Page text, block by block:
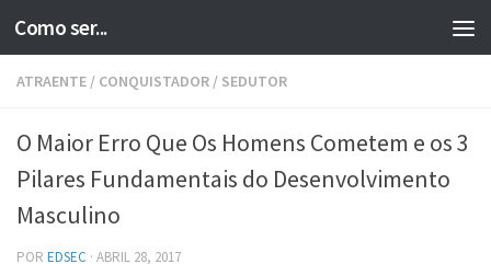
Skip to content
Como ser...
ATRAENTE / CONQUISTADOR / SEDUTOR
O Maior Erro Que Os Homens Cometem e os 3
Pilares Fundamentais do Desenvolvimento
Masculino
POR EDSEC · ABRIL 28, 2017